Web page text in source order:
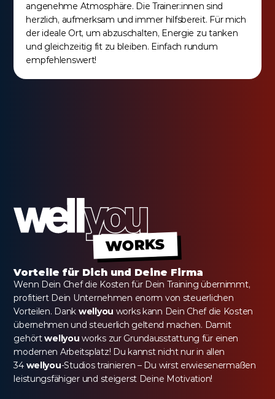
angenehme Atmosphäre. Die Trainer:innen sind
herzlich, aufmerksam und immer hilfsbereit. Für mich
der ideale Ort, um abzuschalten, Energie zu tanken
und gleichzeitig fit zu bleiben. Einfach rundum
empfehlenswert!
WORKS
Vorteile für Dich und Deine Firma
Wenn Dein Chef die Kosten für Dein Training übernimmt,
profitiert Dein Unternehmen enorm von steuerlichen
Vorteilen. Dank wellyou works kann Dein Chef die Kosten
übernehmen und steuerlich geltend machen. Damit
gehört wellyou works zur Grundausstattung für einen
modernen Arbeitsplatz! Du kannst nicht nur in allen
34 wellyou-Studios trainieren – Du wirst erwiesenermaßen
leistungsfähiger und steigerst Deine Motivation!